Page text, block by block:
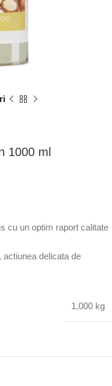
1000 ml
cu un optim raport calitate
delicata de
1,000 kg